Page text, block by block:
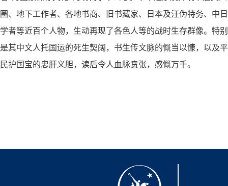
圈、地下工作者、各地书商、旧书藏家、日本及汪伪特务、中日
学者等近百个人物，生动再现了各色人等的战时生存群像。特别
是其中文人托国运的死生契阔，书生传文脉的慨当以慷，以及平
民护国宝的忠肝义胆，读后令人血脉贲张，感慨万千。